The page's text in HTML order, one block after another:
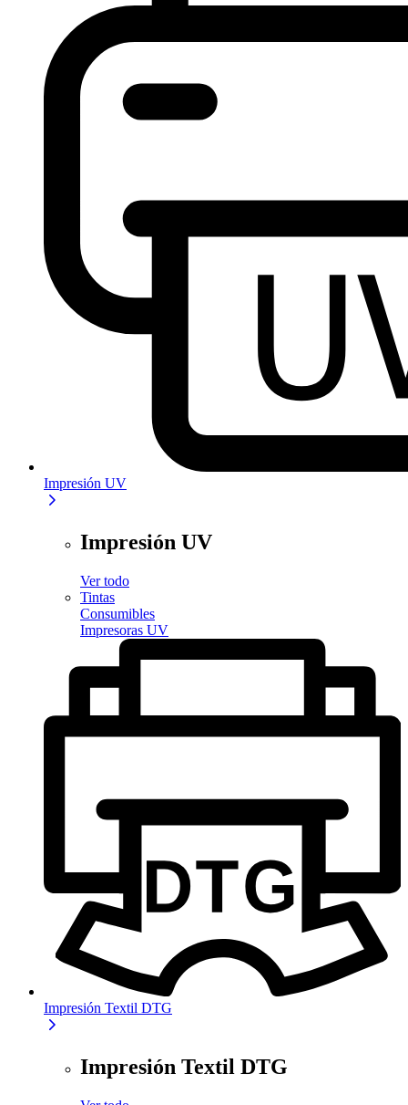
Impresión UV
Impresión UV
Ver todo
Tintas
Consumibles
Impresoras UV
Impresión Textil DTG
Impresión Textil DTG